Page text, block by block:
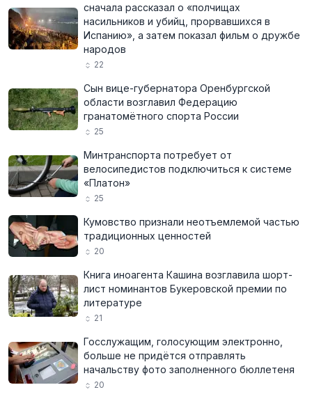
сначала рассказал о «полчищах
насильников и убийц, прорвавшихся в
Испанию», а затем показал фильм о дружбе
народов
22
Сын вице-губернатора Оренбургской
области возглавил Федерацию
гранатомётного спорта России
25
Минтранспорта потребует от
велосипедистов подключиться к системе
«Платон»
25
Кумовство признали неотъемлемой частью
традиционных ценностей
20
Книга иноагента Кашина возглавила шорт-
лист номинантов Букеровской премии по
литературе
21
Госслужащим, голосующим электронно,
больше не придётся отправлять
начальству фото заполненного бюллетеня
20